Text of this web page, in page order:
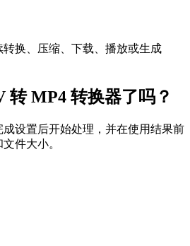
换、压缩、下载、播放或生成
MP4 转换器了吗？
设置后开始处理，并在使用结果前
件大小。